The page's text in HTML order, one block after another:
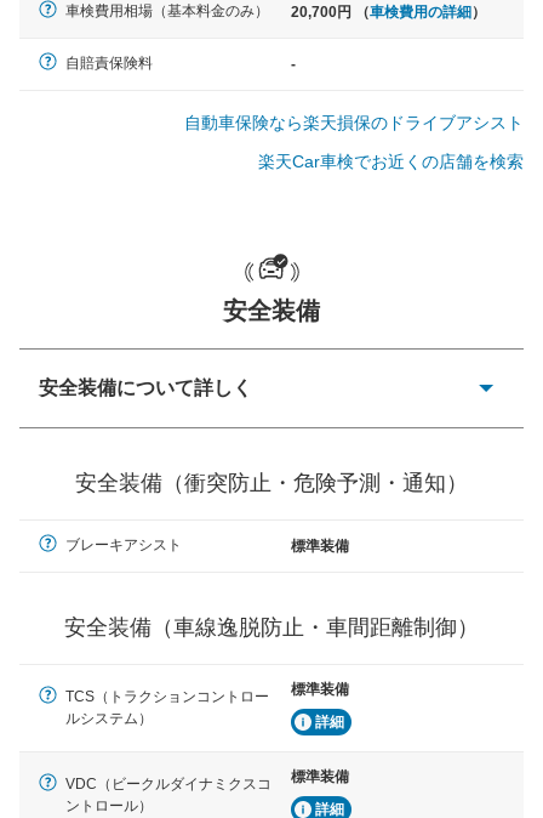
クラウン、アルファード、フォレ
カD:5 など
一般的な荷物のサイズの目安
車検費用相場（基本料金のみ） 20,700円 （車検費用の詳細）
自賠責保険料 -
自動車保険なら楽天損保のドライブアシスト
楽天Car車検でお近くの店舗を検索
安全装備
安全装備について詳しく
ーキアシスト、ABSなどが装備されています。
見えにくい場所に潜む危険を予測・通知するためのシス
車線逸脱防止
車間距離制御
ブ・クルーズ・コントロールなどが装備されています。
安全装備（衝突防止・危険予測・通知）
ブレーキアシスト 標準装備
安全装備（車線逸脱防止・車間距離制御）
TCS（トラクションコントロー
ルシステム）
標準装備
詳細
VDC（ビークルダイナミクスコ
ントロール）
標準装備
詳細